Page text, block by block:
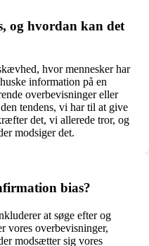
og hvordan kan det
hvor mennesker har
information på en
overbevisninger eller
tendens, vi har til at give
det, vi allerede tror, og
modsiger det.
bias?
at søge efter og
vores overbevisninger,
modsætter sig vores